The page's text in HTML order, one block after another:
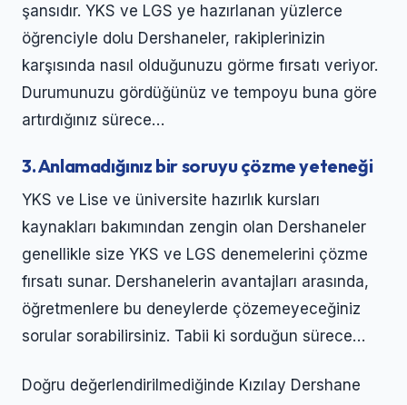
şansıdır. YKS ve LGS ye hazırlanan yüzlerce
öğrenciyle dolu Dershaneler, rakiplerinizin
karşısında nasıl olduğunuzu görme fırsatı veriyor.
Durumunuzu gördüğünüz ve tempoyu buna göre
artırdığınız sürece…
3. Anlamadığınız bir soruyu çözme yeteneği
YKS ve Lise ve üniversite hazırlık kursları
kaynakları bakımından zengin olan Dershaneler
genellikle size YKS ve LGS denemelerini çözme
fırsatı sunar. Dershanelerin avantajları arasında,
öğretmenlere bu deneylerde çözemeyeceğiniz
sorular sorabilirsiniz. Tabii ki sorduğun sürece…
Doğru değerlendirilmediğinde Kızılay Dershane